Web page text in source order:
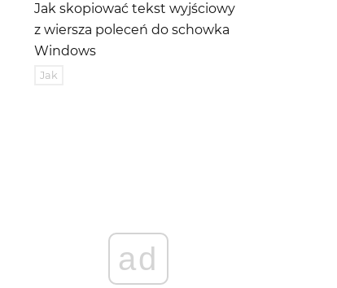
Jak skopiować tekst wyjściowy
z wiersza poleceń do schowka
Windows
Jak
ad